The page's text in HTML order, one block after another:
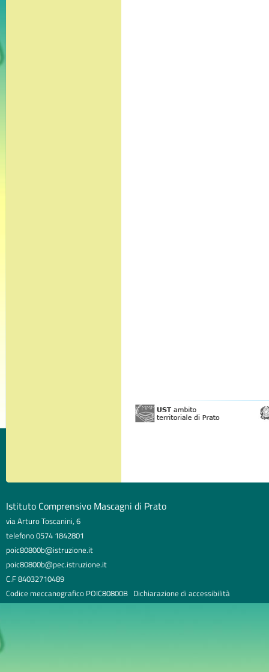
Istituto Comprensivo Mascagni di Prato
via Arturo Toscanini, 6
telefono 0574 1842801
poic80800b@istruzione.it
poic80800b@pec.istruzione.it
C.F 84032710489
Codice meccanografico POIC80800B Dichiarazione di accessibilità